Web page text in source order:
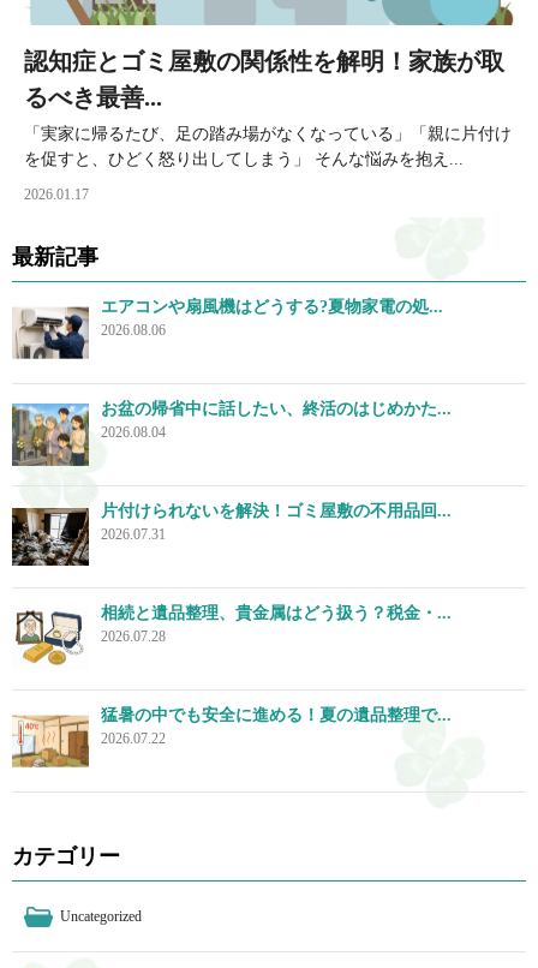
認知症とゴミ屋敷の関係性を解明！家族が取
るべき最善...
「実家に帰るたび、足の踏み場がなくなっている」「親に片付け
を促すと、ひどく怒り出してしまう」 そんな悩みを抱え...
2026.01.17
最新記事
エアコンや扇風機はどうする?夏物家電の処...
2026.08.06
お盆の帰省中に話したい、終活のはじめかた...
2026.08.04
片付けられないを解決！ゴミ屋敷の不用品回...
2026.07.31
相続と遺品整理、貴金属はどう扱う？税金・...
2026.07.28
猛暑の中でも安全に進める！夏の遺品整理で...
2026.07.22
カテゴリー
Uncategorized